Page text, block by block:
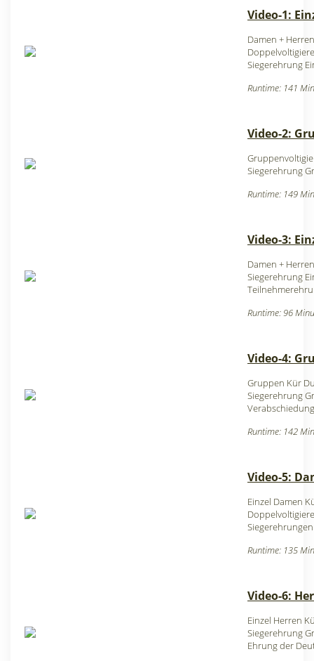
Video-1:
Damen +
Siegerehrung
Runtime: 141
Video-2:
Siegerehrung
Runtime: 149
Video-3:
Damen +
Siegerehrung
Runtime: 96
Video-4:
Gruppen Kür
Siegerehrung
Runtime: 142
Video-5:
Einzel Damen
Runtime: 135
Video-6:
Einzel Herren
Siegerehrung
Ehrung der